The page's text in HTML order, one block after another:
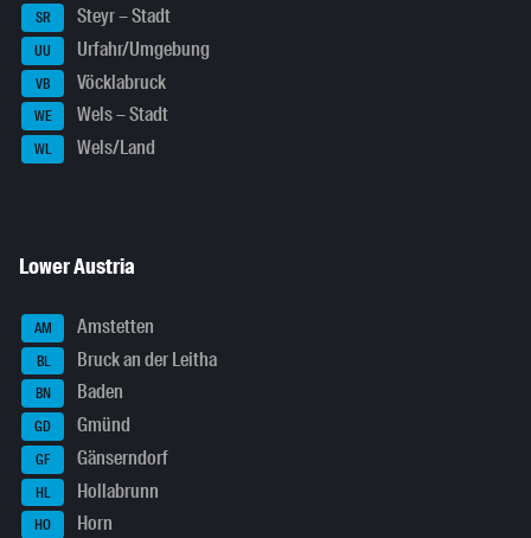
SR Steyr – Stadt
UU Urfahr/Umgebung
VB Vöcklabruck
WE Wels – Stadt
WL Wels/Land
Lower Austria
AM Amstetten
BL Bruck an der Leitha
BN Baden
GD Gmünd
GF Gänserndorf
HL Hollabrunn
HO Horn